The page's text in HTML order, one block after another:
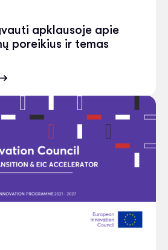
apklausoje apie
poreikius ir temas